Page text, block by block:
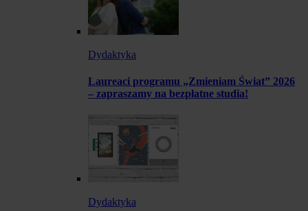
Dydaktyka
Laureaci programu „Zmieniam Świat” 2026
– zapraszamy na bezpłatne studia!
Dydaktyka